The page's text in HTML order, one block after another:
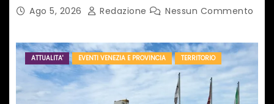
Ago 5, 2026 Redazione Nessun Commento
ATTUALITA' EVENTI VENEZIA E PROVINCIA TERRITORIO